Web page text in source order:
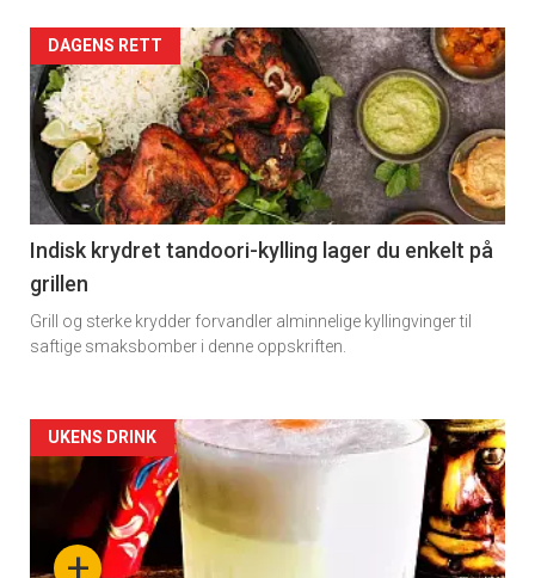
Artikler
detail
-
section
11
Dagens
rett
DAGENS RETT
Indisk krydret tandoori-kylling lager du enkelt på
grillen
Grill og sterke krydder forvandler alminnelige kyllingvinger til
saftige smaksbomber i denne oppskriften.
Artikler
detail
+
UKENS DRINK